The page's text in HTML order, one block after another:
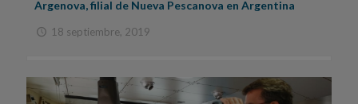
Argenova, filial de Nueva Pescanova en Argentina
18 septiembre, 2019